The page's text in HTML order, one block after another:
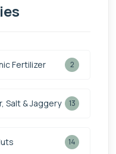
Fertilizer 2
Salt & Jaggery 13
14